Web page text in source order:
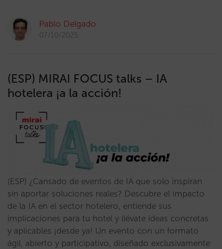
Pablo Delgado
07/10/2025
(ESP) MIRAI FOCUS talks – IA
hotelera ¡a la acción!
(ESP) ¿Cansado de eventos de IA que solo inspiran
sin aportar soluciones reales? Descubre el impacto
de la IA en el sector hotelero, entiende sus
implicaciones para tu hotel y llévate ideas concretas
y aplicables ¡desde ya! Un evento con un formato
ágil, abierto y participativo, diseñado exclusivamente